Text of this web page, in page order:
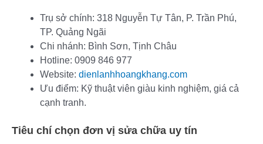
Trụ sở chính: 318 Nguyễn Tự Tân, P. Trần Phú,
TP. Quảng Ngãi
Chi nhánh: Bình Sơn, Tịnh Châu
Hotline: 0909 846 977
Website: dienlanhhoangkhang.com
Ưu điểm: Kỹ thuật viên giàu kinh nghiệm, giá cả
cạnh tranh.
Tiêu chí chọn đơn vị sửa chữa uy tín